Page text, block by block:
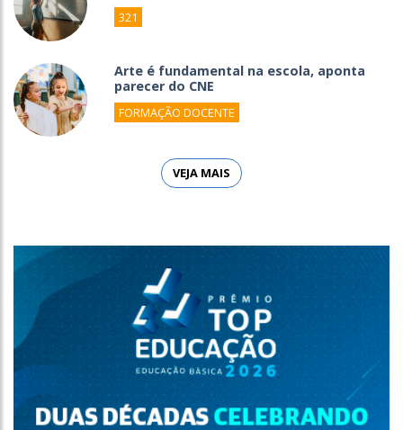
321
Arte é fundamental na escola, aponta
parecer do CNE
FORMAÇÃO DOCENTE
VEJA MAIS